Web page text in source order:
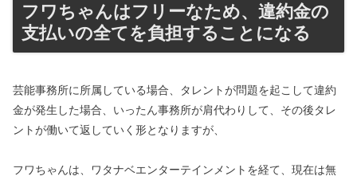
フワちゃんはフリーなため、違約金の
支払いの全てを負担することになる
芸能事務所に所属している場合、タレントが問題を起こして違約
金が発生した場合、いったん事務所が肩代わりして、その後タレ
ントが働いて返していく形となりますが、
フワちゃんは、ワタナベエンターテインメントを経て、現在は無